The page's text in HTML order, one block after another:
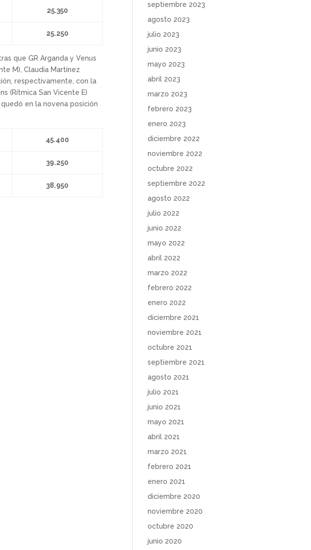
25.350
25.250
que GR Arganda y Venus
M), Claudia Martínez
respectivamente, con la
(Rítmica San Vicente E)
en la novena posición
45.400
39.250
38.950
septiembre 2023
agosto 2023
julio 2023
junio 2023
mayo 2023
abril 2023
marzo 2023
febrero 2023
enero 2023
diciembre 2022
noviembre 2022
octubre 2022
septiembre 2022
agosto 2022
julio 2022
junio 2022
mayo 2022
abril 2022
marzo 2022
febrero 2022
enero 2022
diciembre 2021
noviembre 2021
octubre 2021
septiembre 2021
agosto 2021
julio 2021
junio 2021
mayo 2021
abril 2021
marzo 2021
febrero 2021
enero 2021
diciembre 2020
noviembre 2020
octubre 2020
junio 2020